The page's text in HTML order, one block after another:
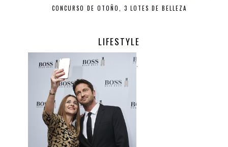
CONCURSO DE OTOÑO, 3 LOTES DE BELLEZA
LIFESTYLE
.